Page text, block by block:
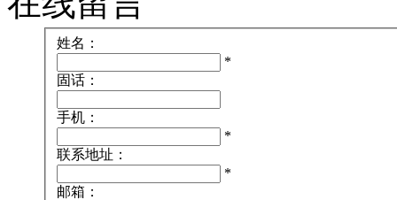
姓名：
*
固话：
手机：
*
联系地址：
*
邮箱：